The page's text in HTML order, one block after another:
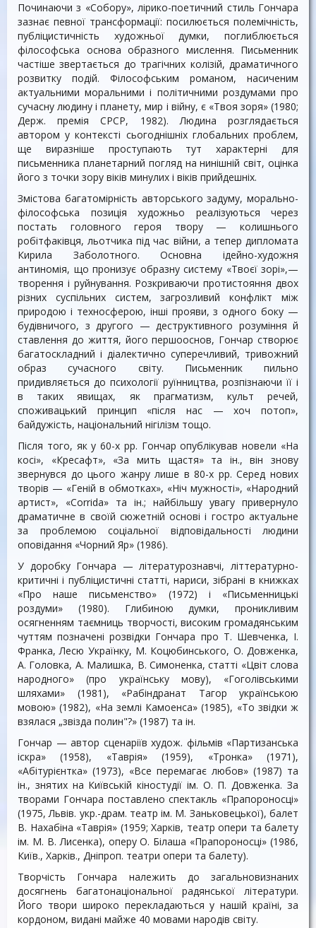
Починаючи з «Собору», лірико-поетичний стиль Гончара
зазнає певної трансформації: посилюється полемічність,
публіцистичність художньої думки, поглиблюється
філософська основа образного мислення. Письменник
частіше звертається до трагічних колізій, драматичного
розвитку подій. Філософським романом, насиченим
актуальними моральними і політичними роздумами про
сучасну людину і планету, мир і війну, є «Твоя зоря» (1980;
Держ. премія СРСР, 1982). Людина розглядається
автором у контексті сьогоднішніх глобальних проблем,
ще виразніше проступають тут характерні для
письменника планетарний погляд на нинішній світ, оцінка
його з точки зору віків минулих і віків прийдешніх.
Змістова багатомірність авторського задуму, морально-
філософська позиція художньо реалізуються через
постать головного героя твору — колишнього
робітфаківця, льотчика під час війни, а тепер дипломата
Кирила Заболотного. Основна ідейно-художня
антиномія, що пронизує образну систему «Твоєї зорі»,—
творення і руйнування. Розкриваючи протистояння двох
різних суспільних систем, загрозливий конфлікт між
природою і техносферою, інші прояви, з одного боку —
будівничого, з другого — деструктивного розуміння й
ставлення до життя, його першооснов, Гончар створює
багатоскладний і діалектично суперечливий, тривожний
образ сучасного світу. Письменник пильно
придивляється до психології руїнництва, розпізнаючи її і
в таких явищах, як прагматизм, культ речей,
споживацький принцип «після нас — хоч потоп»,
байдужість, національний нігілізм тощо.
Після того, як у 60-х pp. Гончар опублікував новели «На
косі», «Кресафт», «За мить щастя» та ін., він знову
звернувся до цього жанру лише в 80-х pp. Серед нових
творів — «Геній в обмотках», «Ніч мужності», «Народний
артист», «Corrida» та ін.; найбільшу увагу привернуло
драматичне в своїй сюжетній основі і гостро актуальне
за проблемою соціальної відповідальності людини
оповідання «Чорний Яр» (1986).
У доробку Гончара — літературознавчі, літтературно-
критичні і публіцистичні статті, нариси, зібрані в книжках
«Про наше письменство» (1972) і «Письменницькі
роздуми» (1980). Глибиною думки, проникливим
осягненням таємниць творчості, високим громадянським
чуттям позначені розвідки Гончара про Т. Шевченка, І.
Франка, Лесю Українку, М. Коцюбинського, О. Довженка,
А. Головка, А. Малишка, В. Симоненка, статті «Цвіт слова
народного» (про українську мову), «Гоголівськими
шляхами» (1981), «Рабіндранат Тагор українською
мовою» (1982), «На землі Камоенса» (1985), «То звідки ж
взялася „звізда полин"?» (1987) та ін.
Гончар — автор сценаріїв худож. фільмів «Партизанська
іскра» (1958), «Таврія» (1959), «Тронка» (1971),
«Абітурієнтка» (1973), «Все перемагає любов» (1987) та
ін., знятих на Київській кіностудії ім. О. П. Довженка. За
творами Гончара поставлено спектакль «Прапороносці»
(1975, Львів. укр.-драм. театр ім. М. Заньковецької), балет
В. Нахабіна «Таврія» (1959; Харків, театр опери та балету
ім. М. В. Лисенка), оперу О. Білаша «Прапороносці» (1986,
Київ., Харків., Дніпроп. театри опери та балету).
Творчість Гончара належить до загальновизнаних
досягнень багатонаціональної радянської літератури.
Його твори широко перекладаються у нашій країні, за
кордоном, видані майже 40 мовами народів світу.